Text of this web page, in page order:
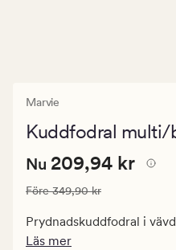
Marvie
Kuddfodral
Nuvarande
209,94
kr.
Ordinarie
Nuvarande pris
Nu 209,94 kr
Ordinarie pris 349,90 kr
Före349,90 kr
Prydnadskuddfodral i
Läs mer